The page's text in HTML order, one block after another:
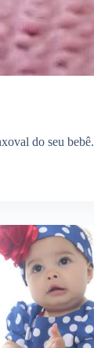
do seu bebê.